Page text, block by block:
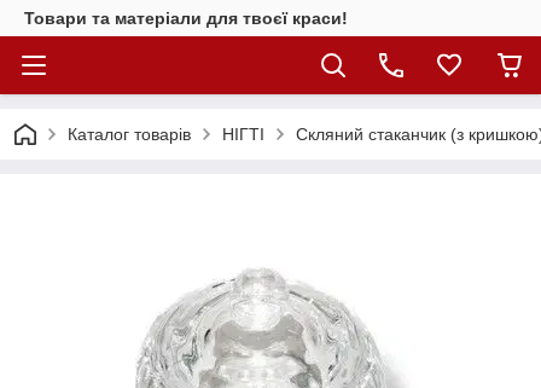
Товари та матеріали для твоєї краси!
Каталог товарiв НІГТІ Скляний стаканчик (з